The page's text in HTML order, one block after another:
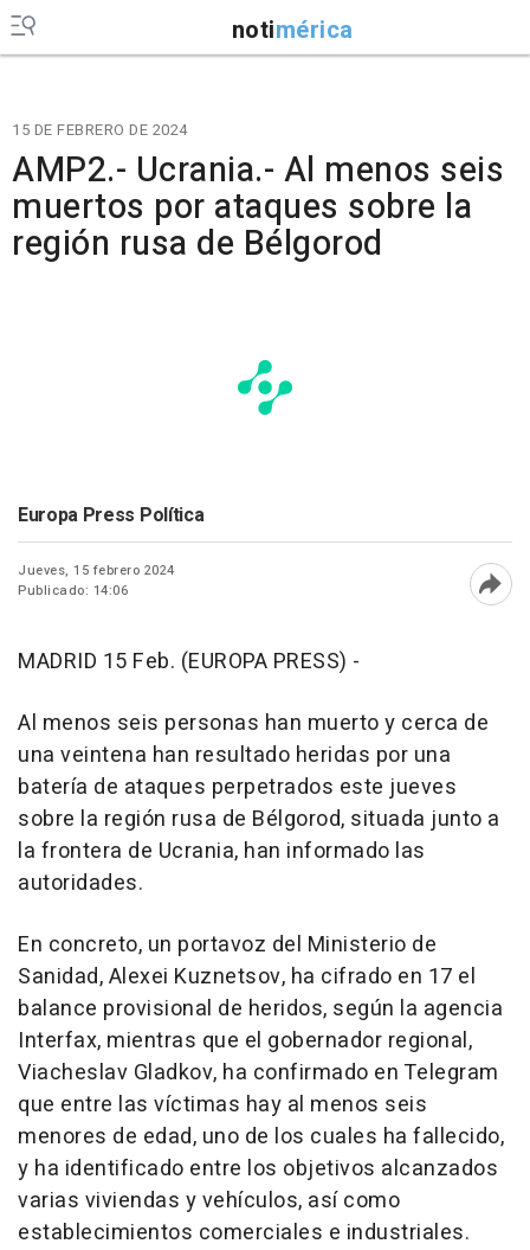
notimérica
15 DE FEBRERO DE 2024
AMP2.- Ucrania.- Al menos seis
muertos por ataques sobre la
región rusa de Bélgorod
Europa Press Política
Jueves, 15 febrero 2024
Publicado: 14:06
MADRID 15 Feb. (EUROPA PRESS) -
Al menos seis personas han muerto y cerca de
una veintena han resultado heridas por una
batería de ataques perpetrados este jueves
sobre la región rusa de Bélgorod, situada junto a
la frontera de Ucrania, han informado las
autoridades.
En concreto, un portavoz del Ministerio de
Sanidad, Alexei Kuznetsov, ha cifrado en 17 el
balance provisional de heridos, según la agencia
Interfax, mientras que el gobernador regional,
Viacheslav Gladkov, ha confirmado en Telegram
que entre las víctimas hay al menos seis
menores de edad, uno de los cuales ha fallecido,
y ha identificado entre los objetivos alcanzados
varias viviendas y vehículos, así como
establecimientos comerciales e industriales.